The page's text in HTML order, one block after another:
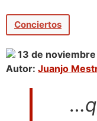
Conciertos
13 de
Autor: Juanjo
…